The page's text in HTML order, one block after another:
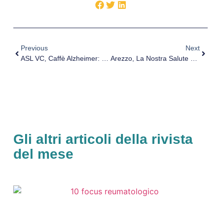
Previous
ASL VC, Caffè Alzheimer: Rinviato Incontro Del 5 Ottobre
Next
Arezzo, La Nostra Salute Va In Scena A Villa Severi
Gli altri articoli della rivista
del mese